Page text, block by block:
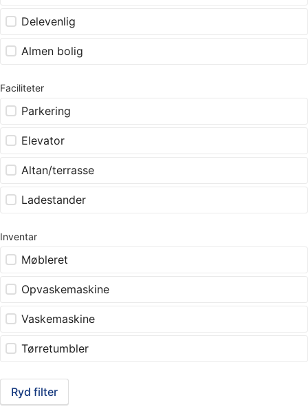
Delevenlig
Almen bolig
Faciliteter
Parkering
Elevator
Altan/terrasse
Ladestander
Inventar
Møbleret
Opvaskemaskine
Vaskemaskine
Tørretumbler
Ryd filter